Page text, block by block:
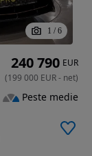
1 / 6
240 790 EUR
(199 000 EUR- net)
Peste medie